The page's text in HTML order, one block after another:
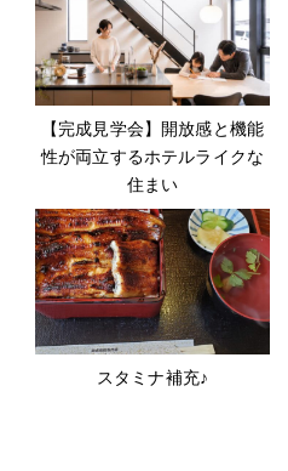
【完成見学会】開放感と機能
性が両立するホテルライクな
住まい
スタミナ補充♪